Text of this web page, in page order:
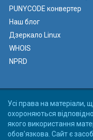
PUNYCODE конвертер
Наш блог
Дзеркало Linux
WHOIS
NPRD
Усі права на матеріали,
охороняються
якого використання
обов'язкова. Сайт є